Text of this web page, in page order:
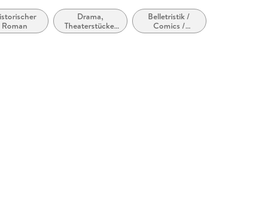
Roman
Drama,
Theaterstücke,
Drehbücher
Belletristik /
Comics /
Graphic Novels: